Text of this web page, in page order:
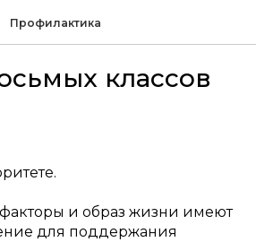
Профилактика
классов
и образ жизни имеют
для поддержания